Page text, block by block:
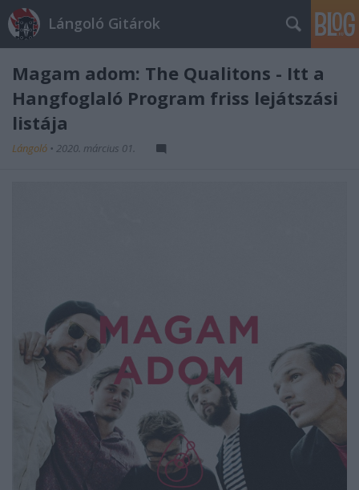
Lángoló Gitárok
Magam adom: The Qualitons - Itt a
Hangfoglaló Program friss lejátszási
listája
Lángoló • 2020. március 01.